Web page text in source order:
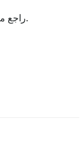
راجع معرّفات النماذج المتاحة قبل تثبيت تكامل الإنتاج.